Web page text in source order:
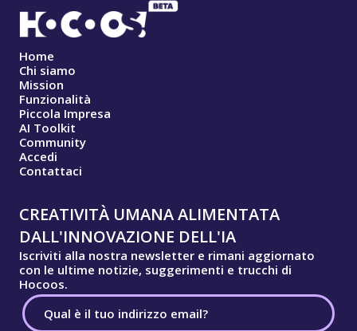
Home
Chi siamo
Mission
Funzionalità
Piccola Impresa
AI Toolkit
Community
Accedi
Contattaci
CREATIVITÀ UMANA ALIMENTATA
DALL'INNOVAZIONE DELL'IA
Iscriviti alla nostra newsletter e rimani aggiornato
con le ultime notizie, suggerimenti e trucchi di
Hocoos.